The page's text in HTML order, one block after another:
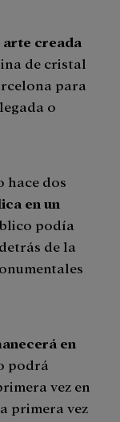
arte creada
de cristal
para
o
hace dos
en un
podía
de la
en
podrá
vez en
primera vez